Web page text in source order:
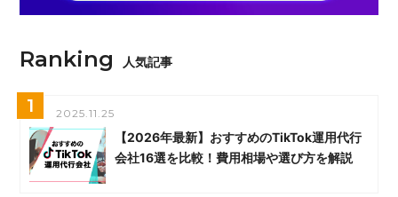
Ranking 人気記事
1 2025.11.25
【2026年最新】おすすめのTikTok運用代行
会社16選を比較！費用相場や選び方を解説